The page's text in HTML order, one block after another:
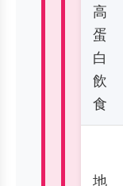
高
蛋
白
飲
食
地